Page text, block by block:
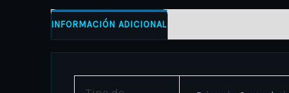
INFORMACIÓN ADICIONAL